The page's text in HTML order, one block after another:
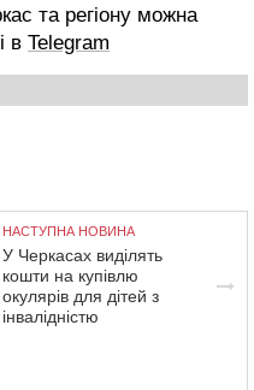
та регіону можна
в Telegram
НАСТУПНА НОВИНА
У Черкасах виділять
кошти на купівлю
окулярів для дітей з
інвалідністю